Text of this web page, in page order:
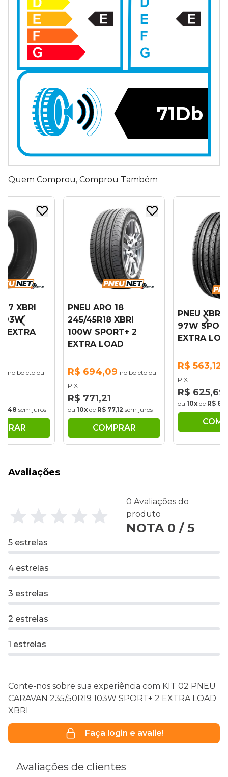
71Db
Quem Comprou, Comprou Também
17 XBRI
93W
EXTRA
no boleto ou
sem juros
PNEU ARO 18
245/45R18 XBRI
100W SPORT+ 2
EXTRA LOAD
R$ 694,09 no boleto ou
PIX
R$ 771,21
ou 10x de R$ 77,12 sem juros
COMPRAR
PNEU XBRI
97W
EXTRA
R$ 563,12
PIX
R$ 625,69
ou 10x de R$
Avaliações
0 Avaliações do
produto
NOTA 0 / 5
5 estrelas
4 estrelas
3 estrelas
2 estrelas
1 estrelas
Conte-nos sobre sua experiência com KIT 02 PNEU
CARAVAN 235/50R19 103W SPORT+ 2 EXTRA LOAD
XBRI
Faça login e avalie!
Avaliações de clientes